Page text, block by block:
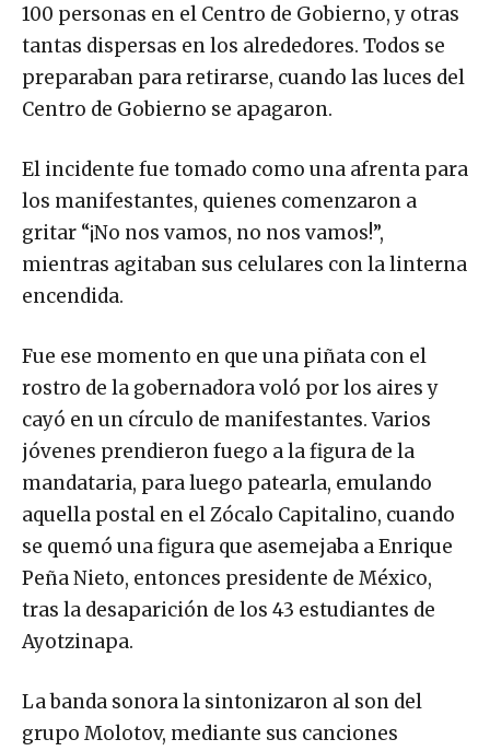
100 personas en el Centro de Gobierno, y otras
tantas dispersas en los alrededores. Todos se
preparaban para retirarse, cuando las luces del
Centro de Gobierno se apagaron.
El incidente fue tomado como una afrenta para
los manifestantes, quienes comenzaron a
gritar “¡No nos vamos, no nos vamos!”,
mientras agitaban sus celulares con la linterna
encendida.
Fue ese momento en que una piñata con el
rostro de la gobernadora voló por los aires y
cayó en un círculo de manifestantes. Varios
jóvenes prendieron fuego a la figura de la
mandataria, para luego patearla, emulando
aquella postal en el Zócalo Capitalino, cuando
se quemó una figura que asemejaba a Enrique
Peña Nieto, entonces presidente de México,
tras la desaparición de los 43 estudiantes de
Ayotzinapa.
La banda sonora la sintonizaron al son del
grupo Molotov, mediante sus canciones